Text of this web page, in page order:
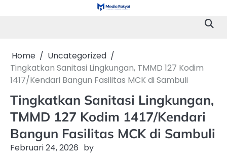
Home
Uncategorized
Tingkatkan Sanitasi Lingkungan, TMMD 127 Kodim
1417/Kendari Bangun Fasilitas MCK di Sambuli
Tingkatkan Sanitasi Lingkungan,
TMMD 127 Kodim 1417/Kendari
Bangun Fasilitas MCK di Sambuli
Februari 24, 2026 by